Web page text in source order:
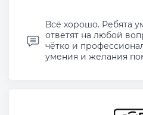
Всё хорошо. Ребята
ответят на любой
чётко и
умения и желания